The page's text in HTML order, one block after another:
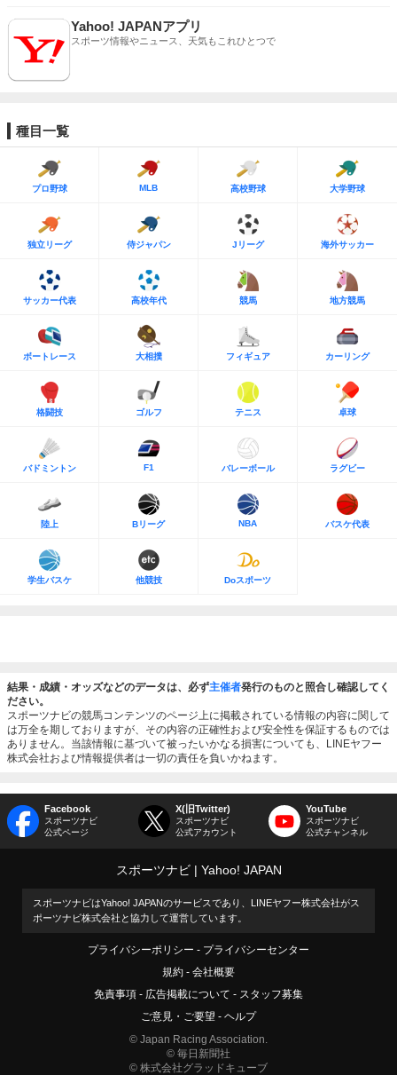
Yahoo! JAPANアプリ
スポーツ情報やニュース、天気もこれひとつで
種目一覧
プロ野球 MLB 高校野球 大学野球
独立リーグ 侍ジャパン Jリーグ 海外サッカー
サッカー代表 高校年代 競馬 地方競馬
ボートレース 大相撲 フィギュア カーリング
格闘技 ゴルフ テニス 卓球
バドミントン F1 バレーボール ラグビー
陸上 Bリーグ NBA バスケ代表
学生バスケ 他競技 Doスポーツ
結果・成績・オッズなどのデータは、必ず主催者発行のものと照合し確認してく
ださい。
スポーツナビの競馬コンテンツのページ上に掲載されている情報の内容に関して
は万全を期しておりますが、その内容の正確性および安全性を保証するものでは
ありません。当該情報に基づいて被ったいかなる損害についても、LINEヤフー
株式会社および情報提供者は一切の責任を負いかねます。
Facebook
スポーツナビ
公式ページ
X(旧Twitter)
スポーツナビ
公式アカウント
YouTube
スポーツナビ
公式チャンネル
スポーツナビ Yahoo! JAPAN
スポーツナビはYahoo! JAPANのサービスであり、LINEヤフー株式会社がス
ポーツナビ株式会社と協力して運営しています。
プライバシーポリシー
プライバシーセンター
規約
会社概要
免責事項
広告掲載について
スタッフ募集
ご意見・ご要望
ヘルプ
© Japan Racing Association.
© 毎日新聞社
© 株式会社グラッドキューブ